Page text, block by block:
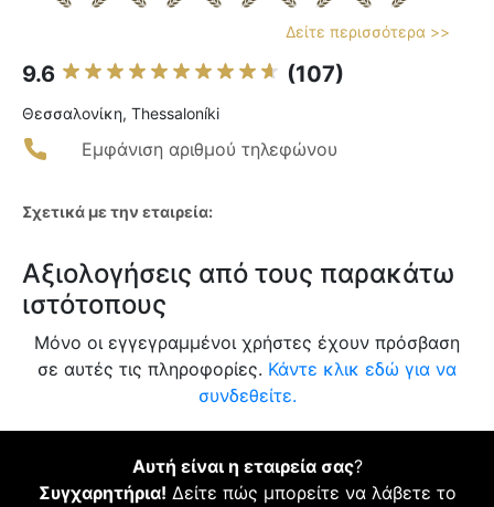
Δείτε περισσότερα >>
9.6 (107)
Θεσσαλονίκη, Thessaloníki
Εμφάνιση αριθμού τηλεφώνου
Σχετικά με την εταιρεία:
Αξιολογήσεις από τους παρακάτω
ιστότοπους
Μόνο οι εγγεγραμμένοι χρήστες έχουν πρόσβαση
σε αυτές τις πληροφορίες. Κάντε κλικ εδώ για να
συνδεθείτε.
Αυτή είναι η εταιρεία σας?
Συγχαρητήρια! Δείτε πώς μπορείτε να λάβετε το